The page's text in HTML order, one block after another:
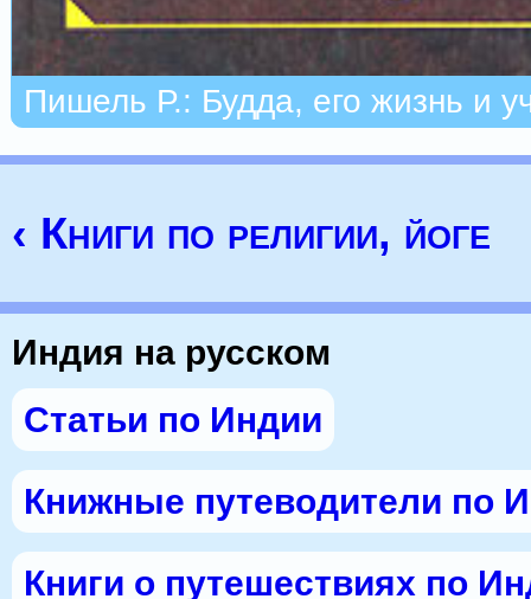
Пишель Р.: Будда, его жизнь и
‹ Книги по религии, йоге
Индия на русском
Статьи по Индии
Книжные путеводители по
Книги о путешествиях по